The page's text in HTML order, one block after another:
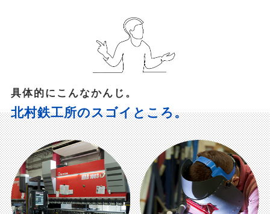
具体的にこんなかんじ。
北村鉄工所のスゴイところ。